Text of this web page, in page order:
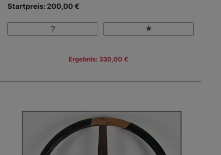
Startpreis: 200,00 €
Ergebnis: 330,00 €